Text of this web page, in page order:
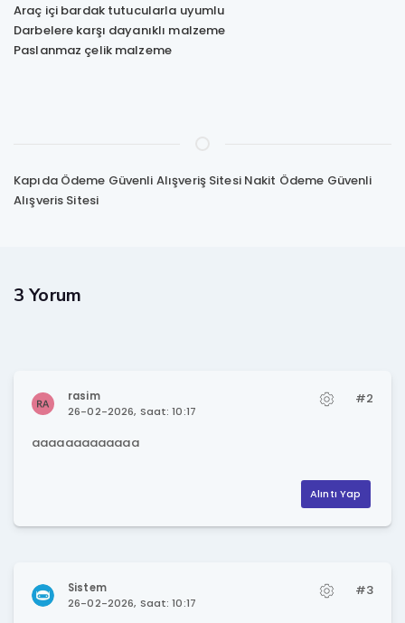
Araç içi bardak tutucularla uyumlu
Darbelere karşı dayanıklı malzeme
Paslanmaz çelik malzeme
Kapıda Ödeme Güvenli Alışveriş Sitesi Nakit Ödeme Güvenli
Alışveris Sitesi
3 Yorum
rasim
26-02-2026, Saat: 10:17
#2
aaaaaaaaaaaaa
Alıntı Yap
Sistem
26-02-2026, Saat: 10:17
#3